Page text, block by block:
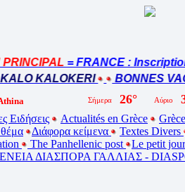
= FRANCE :
KALOKERI
BONNES
Ειδήσεις Actualités en Grèce
Διάφορα κείμενα Textes Divers
The Panhellenic post
Le petit
ΔΙΑΣΠΟΡΑ ΓΑΛΛΙΑΣ -